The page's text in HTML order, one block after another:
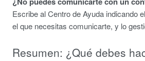
Escribe al Centro de Ayuda indicando
el que necesitas comunicarte, y lo
Resumen: ¿Qué debes